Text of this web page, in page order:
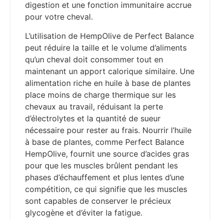
digestion et une fonction immunitaire accrue
pour votre cheval.
L’utilisation de HempOlive de Perfect Balance
peut réduire la taille et le volume d’aliments
qu’un cheval doit consommer tout en
maintenant un apport calorique similaire. Une
alimentation riche en huile à base de plantes
place moins de charge thermique sur les
chevaux au travail, réduisant la perte
d’électrolytes et la quantité de sueur
nécessaire pour rester au frais. Nourrir l’huile
à base de plantes, comme Perfect Balance
HempOlive, fournit une source d’acides gras
pour que les muscles brûlent pendant les
phases d’échauffement et plus lentes d’une
compétition, ce qui signifie que les muscles
sont capables de conserver le précieux
glycogène et d’éviter la fatigue.